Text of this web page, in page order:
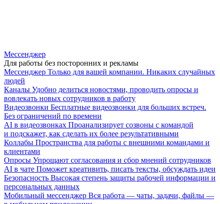
Мессенджер
Для работы без посторонних и рекламы
Мессенджер Только для вашей компании. Никаких случайных
людей
Каналы Удобно делиться новостями, проводить опросы и
вовлекать новых сотрудников в работу
Видеозвонки Бесплатные видеозвонки для больших встреч.
Без ограничений по времени
AI в видеозвонках Проанализирует созвоны с командой
и подскажет, как сделать их более результативными
Коллабы Пространства для работы с внешними командами и
клиентами
Опросы Упрощают согласования и сбор мнений сотрудников
AI в чате Поможет креативить, писать тексты, обсуждать идеи
Безопасность Высокая степень защиты рабочей информации и
персональных данных
Мобильный мессенджер Вся работа — чаты, задачи, файлы —